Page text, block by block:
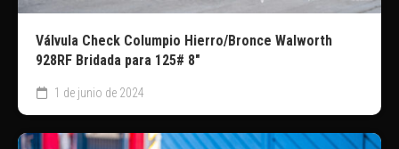
Válvula Check Columpio Hierro/Bronce Walworth
928RF Bridada para 125# 8″
1 de junio de 2024